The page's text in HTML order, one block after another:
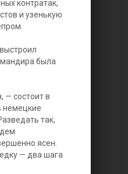
контратак,
и узенькую
была
— состоит в
немецкие
так,
ясен.
— два шага